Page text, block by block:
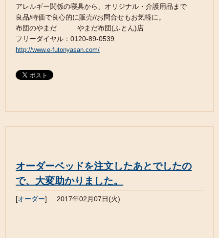
アレルギー関係の寝具から、オリジナル・介護用品まで
良品/特価で良心的に販売//お問合せもお気軽に。
布団のやまだ やまだ布団(ふとん)店
フリーダイヤル：0120-89-0539
http://www.e-futonyasan.com/
オーダーベッドを注文したあとでしたの
で、大変助かりました。
[オーダー] 2017年02月07日(火)